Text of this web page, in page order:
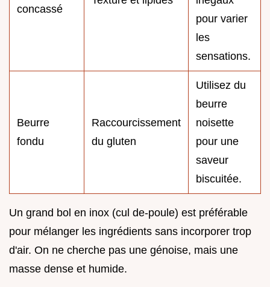
concassé
pour varier
les
sensations.
Beurre
fondu
Raccourcissement
du gluten
Utilisez du
beurre
noisette
pour une
saveur
biscuitée.
Un grand bol en inox (cul de-poule) est préférable
pour mélanger les ingrédients sans incorporer trop
d'air. On ne cherche pas une génoise, mais une
masse dense et humide.